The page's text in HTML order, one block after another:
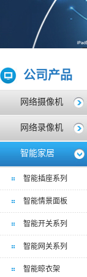
公司产品
网络摄像机
网络录像机
智能家居
智能插座系列
智能情景面板
智能开关系列
智能网关系列
智能晾衣架